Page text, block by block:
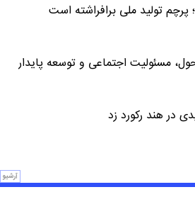
پرچم تولید ملی برافراشته است
مسئولیت اجتماعی و توسعه پایدار
در هند رکورد زد
آرشیو